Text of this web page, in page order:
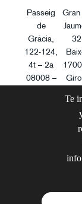
Passeig
de
Gràcia,
122-124,
4t – 2a
08008 –
Gran
656
Email:
Te